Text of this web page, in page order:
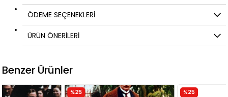
ÖDEME SEÇENEKLERI
ÜRÜN ÖNERILERI
Benzer Ürünler
%25 %25